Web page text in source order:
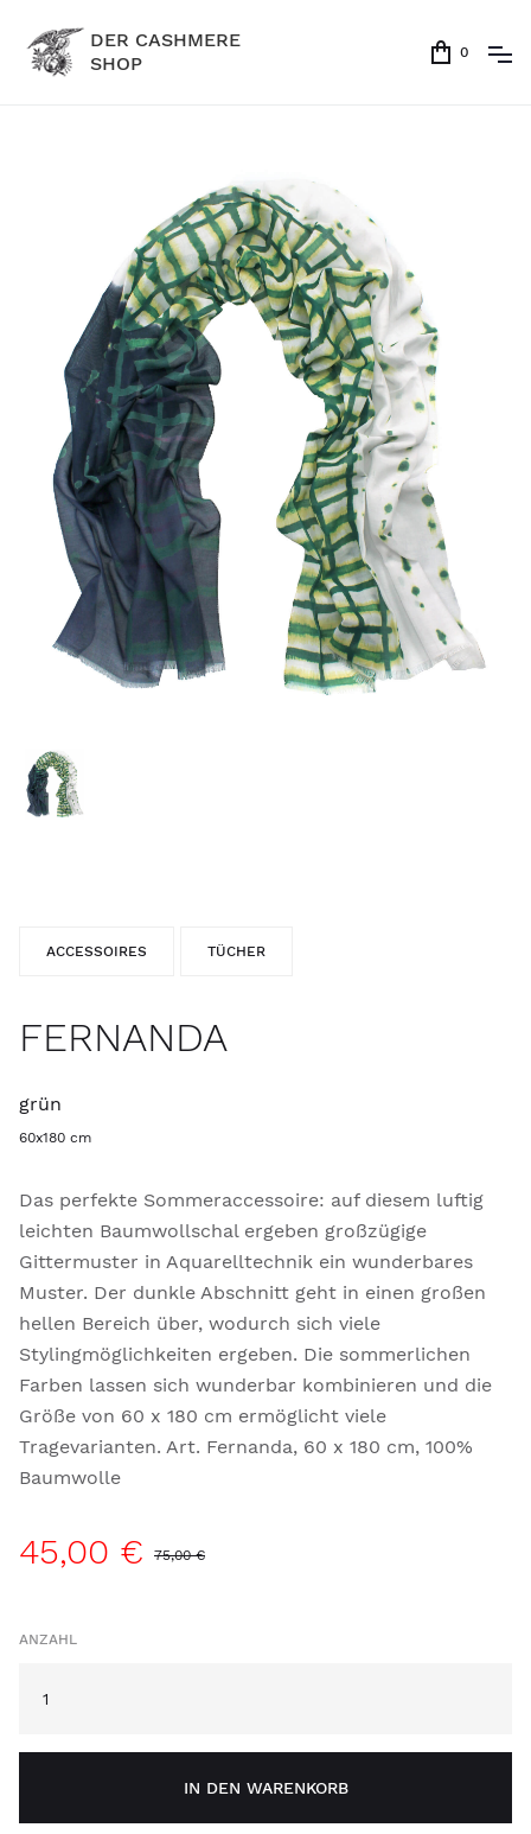
DER CASHMERE
SHOP
0
ACCESSOIRES TÜCHER
FERNANDA
grün
60x180 cm
Das perfekte Sommeraccessoire: auf diesem luftig
leichten Baumwollschal ergeben großzügige
Gittermuster in Aquarelltechnik ein wunderbares
Muster. Der dunkle Abschnitt geht in einen großen
hellen Bereich über, wodurch sich viele
Stylingmöglichkeiten ergeben. Die sommerlichen
Farben lassen sich wunderbar kombinieren und die
Größe von 60 x 180 cm ermöglicht viele
Tragevarianten. Art. Fernanda, 60 x 180 cm, 100%
Baumwolle
45,00 € 75,00 €
ANZAHL
IN DEN WARENKORB